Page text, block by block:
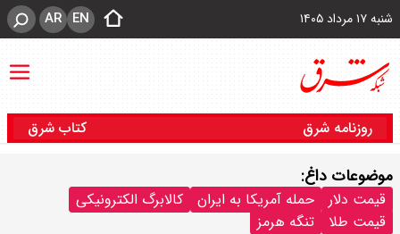
شنبه ۱۷ مرداد ۱۴۰۵ EN
AR
روزنامه شرق کتاب شرق
موضوعات داغ:
قیمت دلار حمله آمریکا به ایران
کالابرگ الکترونیکی
قیمت طلا
تنگه هرمز